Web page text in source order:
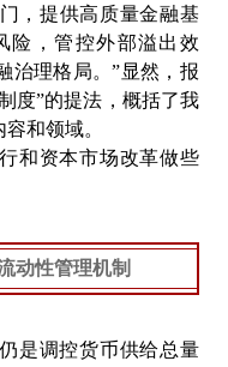
，提供高质量金融基
险，管控外部溢出效
治理格局。”显然，报
度”的提法，概括了我
和领域。
和资本市场改革做些
动性管理机制
是调控货币供给总量